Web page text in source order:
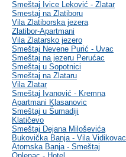
Smeštaj Ivice Leković - Zlatar
Smestaj na Zlatiboru
Vila Zlatiborska jezera
Zlatibor-Apartmani
Vila Zlatarsko jezero
Smeštaj Nevene Purić - Uvac
Smeštaj na jezeru Perućac
Smeštaj u Sopotnici
Smeštaj na Zlataru
Vila Zlatar
Smeštaj Ivanović - Kremna
Apartmani Klasanovic
Smeštaj u Šumadiji
Klatičevo
Smeštaj Dejana Miloševića
Bukovička Banja - Vila Vidikovac
Atomska Banja - Smeštaj